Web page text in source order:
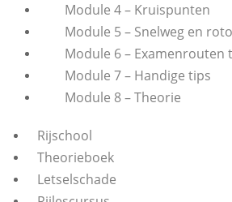
Module 4 – Kruispunten
Module 5 – Snelweg en
Module 6 – Examenrouten
Module 7 – Handige tips
Module 8 – Theorie
Rijschool
Theorieboek
Letselschade